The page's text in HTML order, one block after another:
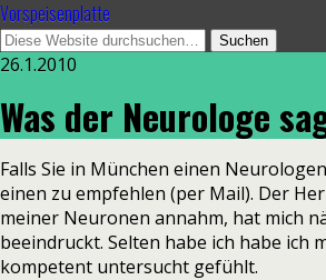
Vorspeisenplatte
26.1.2010
Was der Neurologe
Falls Sie in München einen
einen zu empfehlen (per Mail). Der
meiner Neuronen annahm, hat mich
beeindruckt. Selten habe ich habe ich
kompetent untersucht gefühlt.